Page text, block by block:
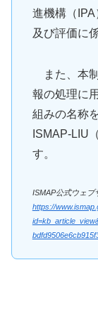
進機構（
及び評価に
また、本
報の処理に
組みの名称
ISMAP-LIU
す。
ISMAP公式ウェ
https://